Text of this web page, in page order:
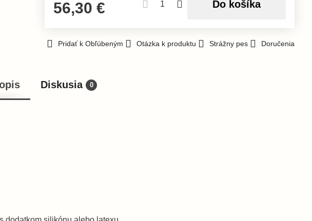
56,30 € Do košíka
Pridať k Obľúbeným Otázka k produktu Strážny pes Doručenia
Diskusia 0